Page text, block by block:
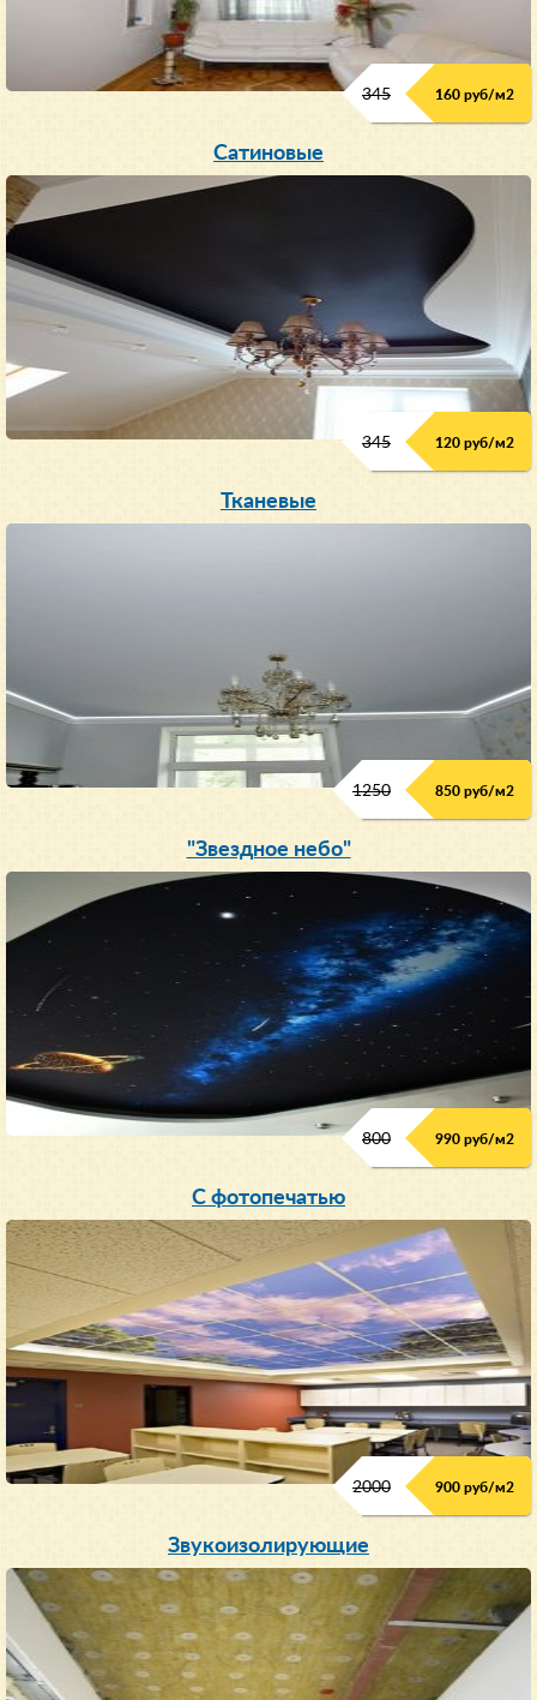
345 160 руб/м2
Сатиновые
345 120 руб/м2
Тканевые
1250 850 руб/м2
"Звездное небо"
800 990 руб/м2
С фотопечатью
2000 900 руб/м2
Звукоизолирующие